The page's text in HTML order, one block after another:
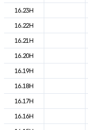
16.23H
16.22H
16.21H
16.20H
16.19H
16.18H
16.17H
16.16H